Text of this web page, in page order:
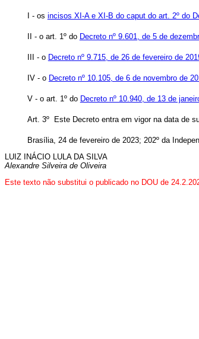
I - os incisos XI-A e XI-B do caput do art. 2º do
II - o art. 1º do Decreto nº 9.601, de 5 de
III - o Decreto nº 9.715, de 26 de fevereiro de
IV - o Decreto nº 10.105, de 6 de novembro de
V - o art. 1º do Decreto nº 10.940, de 13 de
Art. 3º Este Decreto entra em vigor na data de
Brasília, 24 de fevereiro de 2023; 202º da
LUIZ INÁCIO LULA DA SILVA
Alexandre Silveira de Oliveira
Este texto não substitui o publicado no DOU de